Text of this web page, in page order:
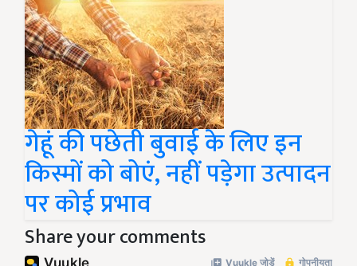
गेहूं की पछेती बुवाई के लिए इन
किस्मों को बोएं, नहीं पड़ेगा उत्पादन
पर कोई प्रभाव
Share your comments